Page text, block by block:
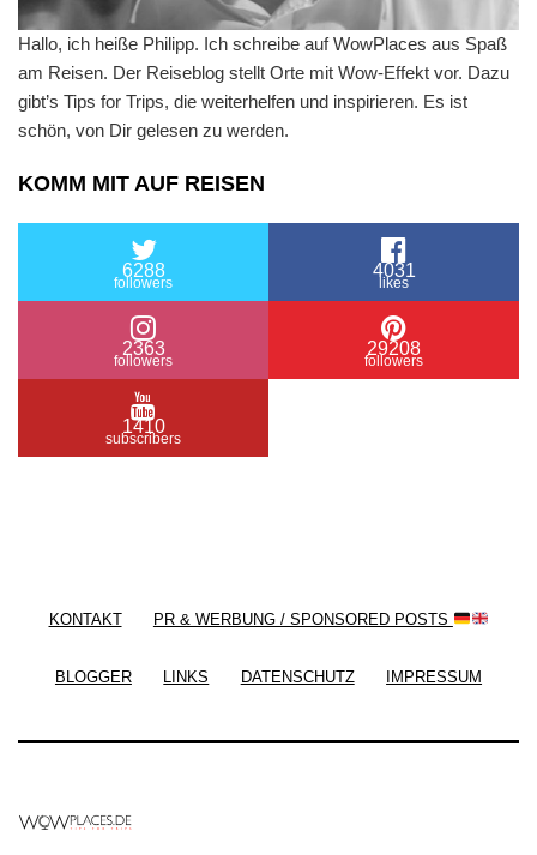
Hallo, ich heiße Philipp. Ich schreibe auf WowPlaces aus Spaß
am Reisen. Der Reiseblog stellt Orte mit Wow-Effekt vor. Dazu
gibt’s Tips for Trips, die weiterhelfen und inspirieren. Es ist
schön, von Dir gelesen zu werden.
KOMM MIT AUF REISEN
6288
followers
4031
likes
2363
followers
29208
followers
1410
subscribers
KONTAKT PR & WERBUNG / SPONSORED POSTS
BLOGGER LINKS DATENSCHUTZ IMPRESSUM